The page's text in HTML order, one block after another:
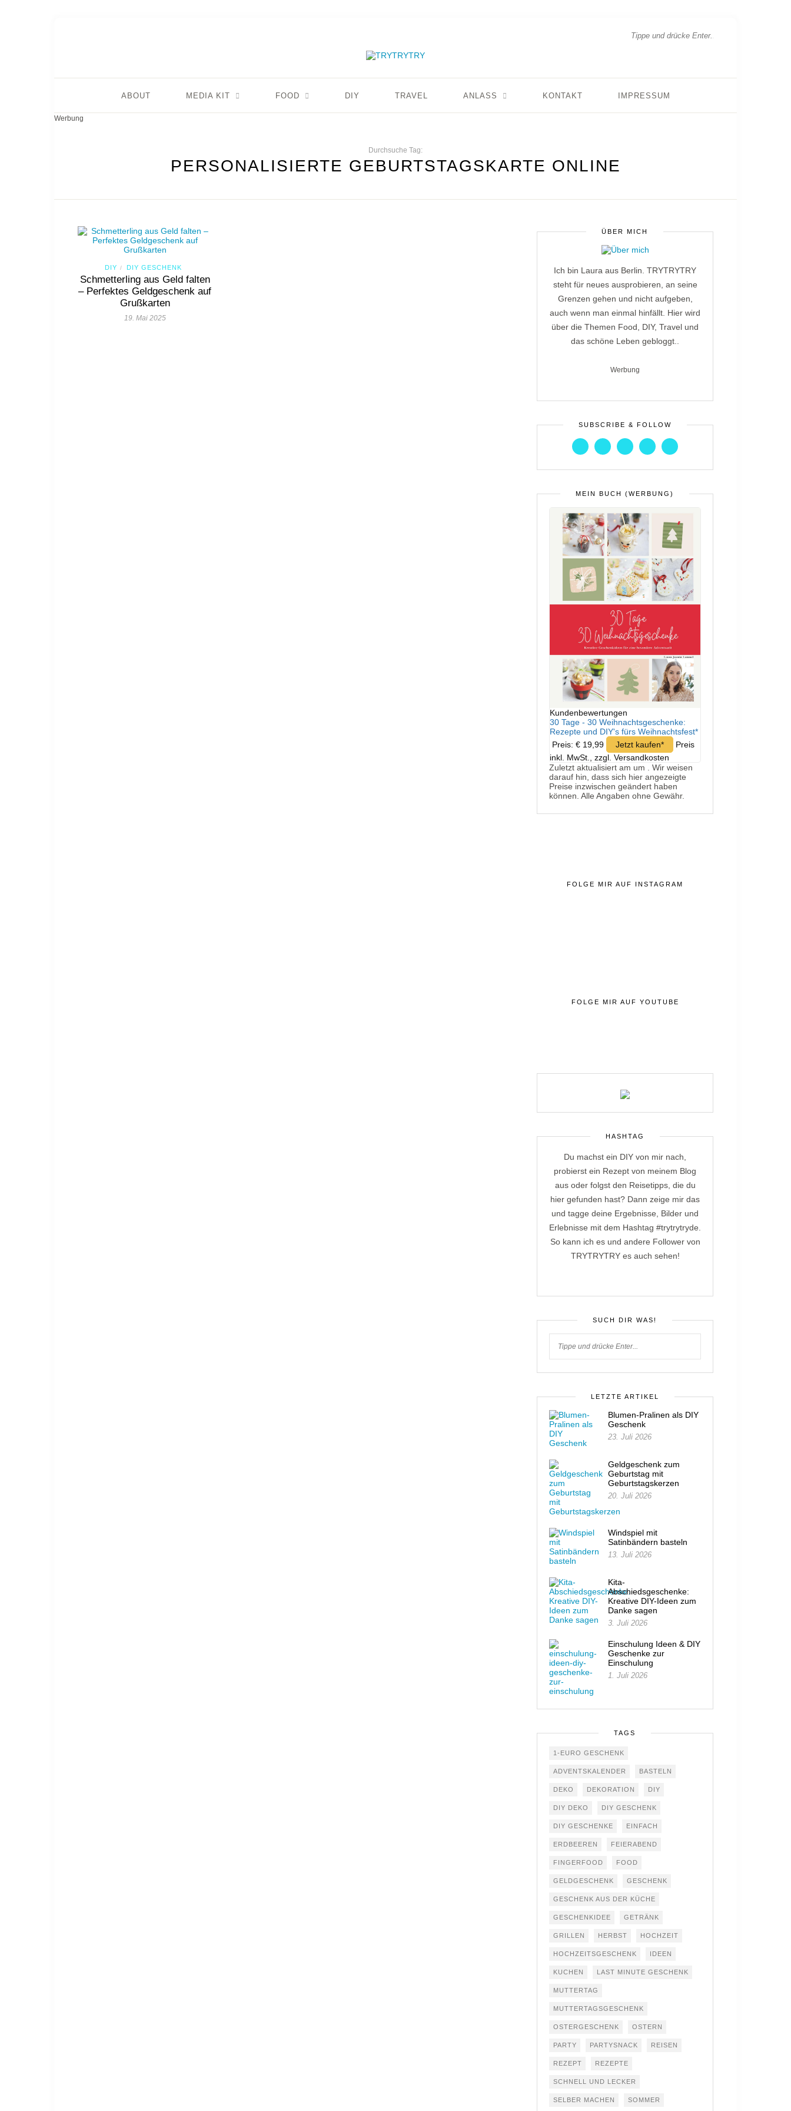
ABOUT MEDIA KIT FOOD DIY TRAVEL ANLASS KONTAKT IMPRESSUM
Werbung
Durchsuche Tag:
PERSONALISIERTE GEBURTSTAGSKARTE ONLINE
DIY / DIY GESCHENK
Schmetterling aus Geld falten
– Perfektes Geldgeschenk auf
Grußkarten
19. Mai 2025
ÜBER MICH
Ich bin Laura aus Berlin. TRYTRYTRY
steht für neues ausprobieren, an seine
Grenzen gehen und nicht aufgeben,
auch wenn man einmal hinfällt. Hier wird
über die Themen Food, DIY, Travel und
das schöne Leben gebloggt..
Werbung
SUBSCRIBE & FOLLOW
MEIN BUCH (WERBUNG)
Kundenbewertungen
30 Tage - 30 Weihnachtsgeschenke:
Rezepte und DIY's fürs Weihnachtsfest*
Preis: € 19,99
Jetzt kaufen*
Preis
inkl. MwSt., zzgl. Versandkosten
Zuletzt aktualisiert am um . Wir weisen
darauf hin, dass sich hier angezeigte
Preise inzwischen geändert haben
können. Alle Angaben ohne Gewähr.
FOLGE MIR AUF INSTAGRAM
FOLGE MIR AUF YOUTUBE
HASHTAG
Du machst ein DIY von mir nach,
probierst ein Rezept von meinem Blog
aus oder folgst den Reisetipps, die du
hier gefunden hast? Dann zeige mir das
und tagge deine Ergebnisse, Bilder und
Erlebnisse mit dem Hashtag #trytrytryde.
So kann ich es und andere Follower von
TRYTRYTRY es auch sehen!
SUCH DIR WAS!
LETZTE ARTIKEL
Blumen-Pralinen als DIY
Geschenk
23. Juli 2026
Geldgeschenk zum
Geburtstag mit
Geburtstagskerzen
20. Juli 2026
Windspiel mit
Satinbändern basteln
13. Juli 2026
Kita-
Abschiedsgeschenke:
Kreative DIY-Ideen zum
Danke sagen
3. Juli 2026
Einschulung Ideen & DIY
Geschenke zur
Einschulung
1. Juli 2026
TAGS
1-EURO GESCHENK
ADVENTSKALENDER BASTELN
DEKO DEKORATION DIY
DIY DEKO DIY GESCHENK
DIY GESCHENKE EINFACH
ERDBEEREN FEIERABEND
FINGERFOOD FOOD
GELDGESCHENK GESCHENK
GESCHENK AUS DER KÜCHE
GESCHENKIDEE GETRÄNK
GRILLEN HERBST HOCHZEIT
HOCHZEITSGESCHENK IDEEN
KUCHEN LAST MINUTE GESCHENK
MUTTERTAG
MUTTERTAGSGESCHENK
OSTERGESCHENK OSTERN
PARTY PARTYSNACK REISEN
REZEPT REZEPTE
SCHNELL UND LECKER
SELBER MACHEN SOMMER